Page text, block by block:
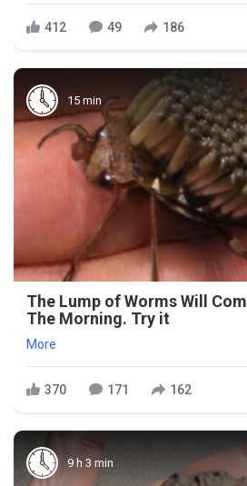
412 49 186
15 min
The Lump of Worms Will
The Morning. Try it
More
370 171 162
9 h 3 min